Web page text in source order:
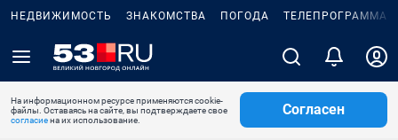
НЕДВИЖИМОСТЬ ЗНАКОМСТВА ПОГОДА ТЕЛЕПРОГРАММА
На информационном ресурсе применяются cookie-
файлы. Оставаясь на сайте, вы подтверждаете свое
согласиена их использование.
Согласен